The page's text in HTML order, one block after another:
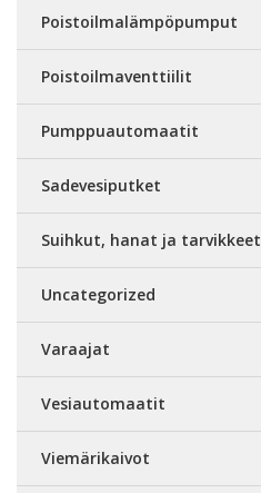
Poistoilmalämpöpumput
Poistoilmaventtiilit
Pumppuautomaatit
Sadevesiputket
Suihkut, hanat ja tarvikkeet
Uncategorized
Varaajat
Vesiautomaatit
Viemärikaivot